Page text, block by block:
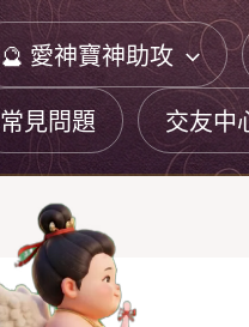
🔮 愛神寶神助攻
常見問題
交友中